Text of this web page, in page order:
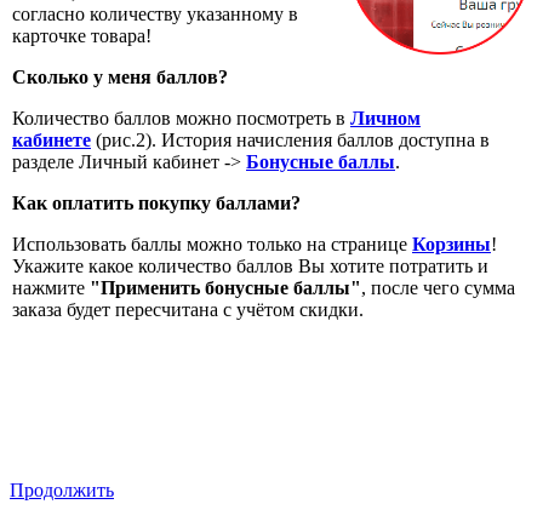
согласно количеству указанному в
карточке товара!
Сколько у меня баллов?
Количество баллов можно посмотреть в Личном
кабинете (рис.2). История начисления баллов доступна в
разделе Личный кабинет -> Бонусные баллы.
Как оплатить покупку баллами?
Использовать баллы можно только на странице Корзины!
Укажите какое количество баллов Вы хотите потратить и
нажмите "Применить бонусные баллы", после чего сумма
заказа будет пересчитана с учётом скидки.
Продолжить